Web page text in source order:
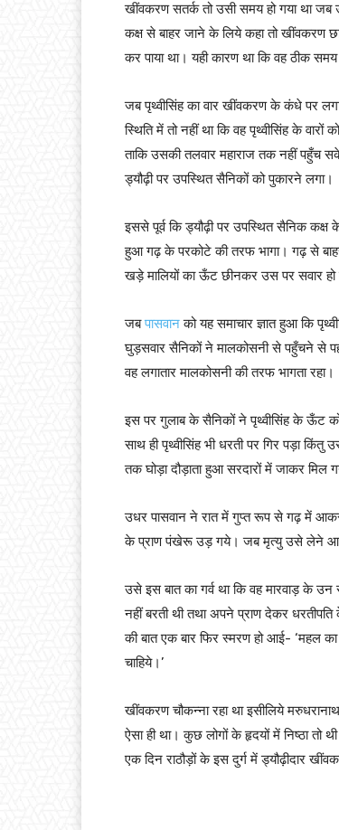
खींवकरण सतर्क तो उसी समय हो गया था
कक्ष से बाहर जाने के लिये कहा तो खींवकरण
कर पाया था। यही कारण था कि वह ठीक
जब पृथ्वीसिंह का वार खींवकरण के कंधे पर
स्थिति में तो नहीं था कि वह पृथ्वीसिंह के
ताकि उसकी तलवार महाराज तक नहीं पहुँच
ड्यौढ़ी पर उपस्थित सैनिकों को पुकारने लगा।
इससे पूर्व कि ड्यौढ़ी पर उपस्थित सैनिक कक्ष
हुआ गढ़ के परकोटे की तरफ भागा। गढ़ से
खड़े मालियों का ऊँट छीनकर उस पर सवार हो
जबपासवानको यह समाचार ज्ञात हुआ कि
घुड़सवार सैनिकों ने मालकोसनी से पहुँचने से
वह लगातार मालकोसनी की तरफ भागता रहा।
इस पर गुलाब के सैनिकों ने पृथ्वीसिंह के ऊँट
साथ ही पृथ्वीसिंह भी धरती पर गिर पड़ा
तक घोड़ा दौड़ाता हुआ सरदारों में जाकर मिल
उधर पासवान ने रात में गुप्त रूप से गढ़ में
के प्राण पंखेरू उड़ गये। जब मृत्यु उसे लेने आई
उसे इस बात का गर्व था कि वह मारवाड़ के उन
नहीं बरती थी तथा अपने प्राण देकर
की बात एक बार फिर स्मरण हो आई- ‘महल
चाहिये।’
खींवकरण चौकन्ना रहा था इसीलिये
ऐसा ही था। कुछ लोगों के हृदयों में निष्ठा तो
एक दिन राठौड़ों के इस दुर्ग में ड्यौढ़ीदार